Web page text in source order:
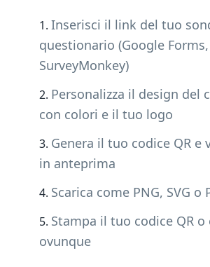
Inserisci il link del tuo
questionario (Google
SurveyMonkey)
Personalizza il design del
con colori e il tuo logo
Genera il tuo codice QR e
in anteprima
Scarica come PNG, SVG o
Stampa il tuo codice QR
ovunque